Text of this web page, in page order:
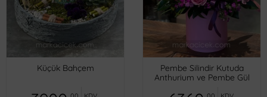
Küçük Bahçem
Pembe Silindir Kutuda
Anthurium ve Pembe Gül